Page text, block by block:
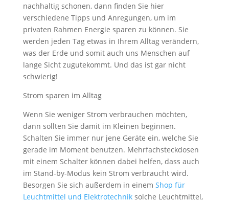
nachhaltig schonen, dann finden Sie hier
verschiedene Tipps und Anregungen, um im
privaten Rahmen Energie sparen zu können. Sie
werden jeden Tag etwas in Ihrem Alltag verändern,
was der Erde und somit auch uns Menschen auf
lange Sicht zugutekommt. Und das ist gar nicht
schwierig!
Strom sparen im Alltag
Wenn Sie weniger Strom verbrauchen möchten,
dann sollten Sie damit im Kleinen beginnen.
Schalten Sie immer nur jene Geräte ein, welche Sie
gerade im Moment benutzen. Mehrfachsteckdosen
mit einem Schalter können dabei helfen, dass auch
im Stand-by-Modus kein Strom verbraucht wird.
Besorgen Sie sich außerdem in einem Shop für
Leuchtmittel und Elektrotechniksolche Leuchtmittel,